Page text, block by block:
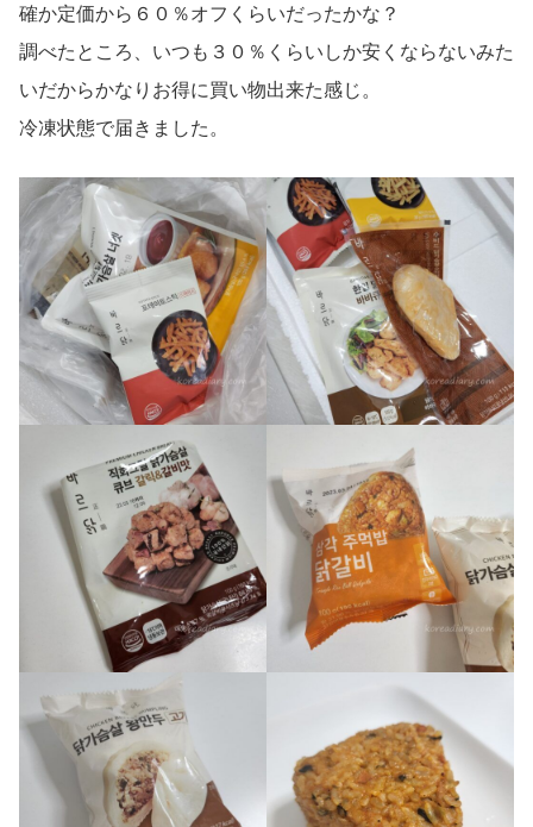
確か定価から６０％オフくらいだったかな？
調べたところ、いつも３０％くらいしか安くならないみた
いだからかなりお得に買い物出来た感じ。
冷凍状態で届きました。